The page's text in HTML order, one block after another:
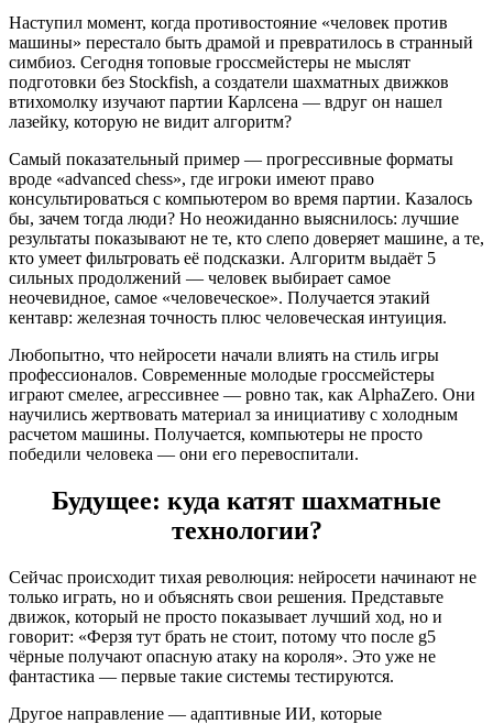
Наступил момент, когда противостояние «человек против
машины» перестало быть драмой и превратилось в странный
симбиоз. Сегодня топовые гроссмейстеры не мыслят
подготовки без Stockfish, а создатели шахматных движков
втихомолку изучают партии Карлсена — вдруг он нашел
лазейку, которую не видит алгоритм?
Самый показательный пример — прогрессивные форматы
вроде «advanced chess», где игроки имеют право
консультироваться с компьютером во время партии. Казалось
бы, зачем тогда люди? Но неожиданно выяснилось: лучшие
результаты показывают не те, кто слепо доверяет машине, а те,
кто умеет фильтровать её подсказки. Алгоритм выдаёт 5
сильных продолжений — человек выбирает самое
неочевидное, самое «человеческое». Получается этакий
кентавр: железная точность плюс человеческая интуиция.
Любопытно, что нейросети начали влиять на стиль игры
профессионалов. Современные молодые гроссмейстеры
играют смелее, агрессивнее — ровно так, как AlphaZero. Они
научились жертвовать материал за инициативу с холодным
расчетом машины. Получается, компьютеры не просто
победили человека — они его перевоспитали.
Будущее: куда катят шахматные
технологии?
Сейчас происходит тихая революция: нейросети начинают не
только играть, но и объяснять свои решения. Представьте
движок, который не просто показывает лучший ход, но и
говорит: «Ферзя тут брать не стоит, потому что после g5
чёрные получают опасную атаку на короля». Это уже не
фантастика — первые такие системы тестируются.
Другое направление — адаптивные ИИ, которые